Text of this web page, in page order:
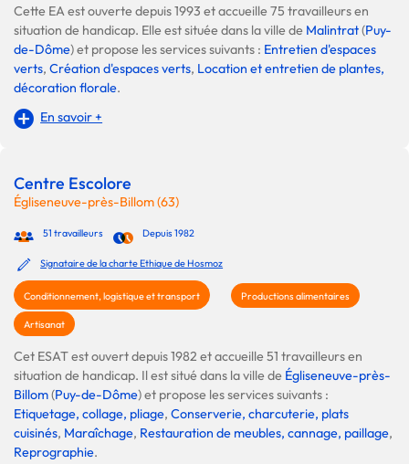
Cette EA est ouverte depuis 1993 et accueille 75 travailleurs en
situation de handicap. Elle est située dans la ville de Malintrat(Puy-
de-Dôme) et propose les services suivants : Entretien d'espaces
verts, Création d'espaces verts, Location et entretien de plantes,
décoration florale.
En savoir +
Centre Escolore
Égliseneuve-près-Billom (63)
51 travailleurs Depuis 1982
Signataire de la charte Ethique de Hosmoz
Conditionnement, logistique et transport Productions alimentaires
Artisanat
Cet ESAT est ouvert depuis 1982 et accueille 51 travailleurs en
situation de handicap. Il est situé dans la ville de Égliseneuve-près-
Billom(Puy-de-Dôme) et propose les services suivants :
Etiquetage, collage, pliage, Conserverie, charcuterie, plats
cuisinés, Maraîchage, Restauration de meubles, cannage, paillage,
Reprographie.